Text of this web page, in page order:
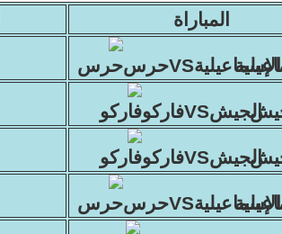
المباراة
الإسماعيليةVSحرس
الجيشVSفاركو
الجيشVSفاركو
الإسماعيليةVSحرس